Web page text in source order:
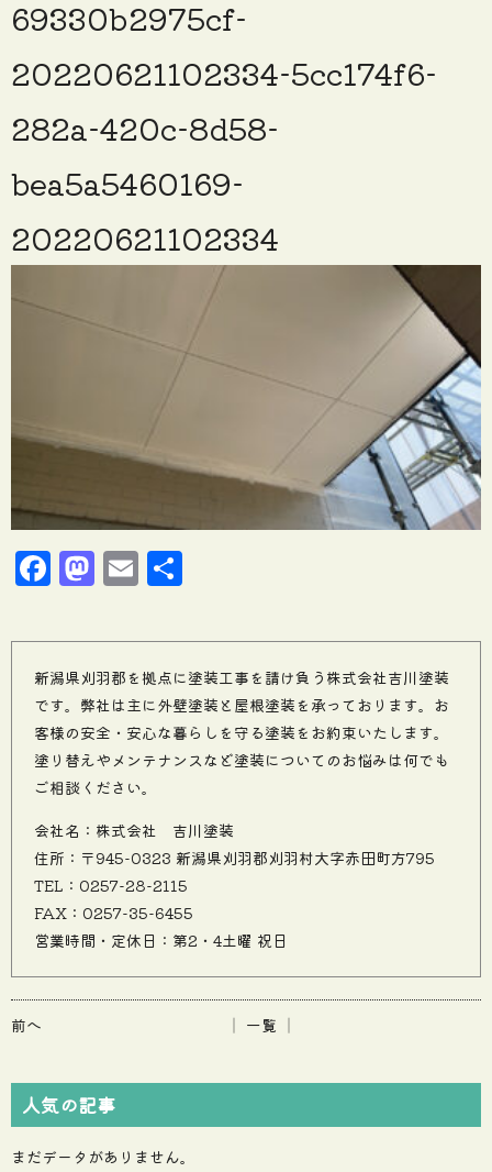
69330b2975cf-
20220621102334-5cc174f6-
282a-420c-8d58-
bea5a5460169-
20220621102334
Facebook
Mastodon
Email
新潟県刈羽郡を拠点に塗装工事を請け負う株式会社吉川塗装
です。弊社は主に外壁塗装と屋根塗装を承っております。お
客様の安全・安心な暮らしを守る塗装をお約束いたします。
塗り替えやメンテナンスなど塗装についてのお悩みは何でも
ご相談ください。
会社名：株式会社 吉川塗装
住所：〒945-0323 新潟県刈羽郡刈羽村大字赤田町方795
TEL：0257-28-2115
FAX：0257-35-6455
営業時間・定休日：第2・4土曜 祝日
前へ │ 一覧 │
人気の記事
まだデータがありません。